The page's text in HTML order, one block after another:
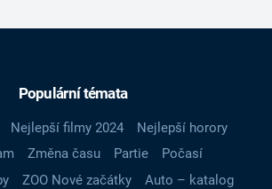
Populární témata
Nejlepší filmy 2024
Nejlepší horory
Změna času Partie
Počasí
ZOO Nové začátky
Auto – katalog